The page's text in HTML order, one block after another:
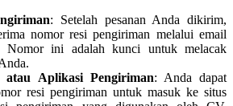
: Setelah pesanan Anda dikirim,
nomor resi pengiriman melalui email
Nomor ini adalah kunci untuk melacak
Aplikasi Pengiriman: Anda dapat
resi pengiriman untuk masuk ke situs